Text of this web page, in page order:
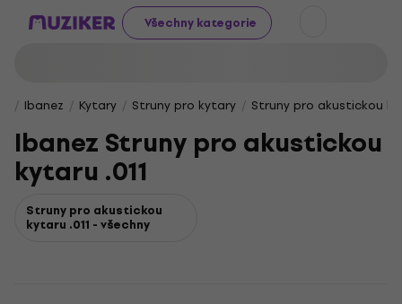
Všechny kategorie
Ibanez Kytary Struny pro kytary Struny pro akustickou
Ibanez Struny pro akustickou
kytaru .011
Struny pro akustickou
kytaru .011 - všechny